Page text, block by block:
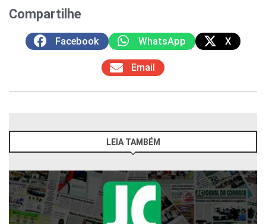
Compartilhe
Facebook WhatsApp X
Email
LEIA TAMBÉM